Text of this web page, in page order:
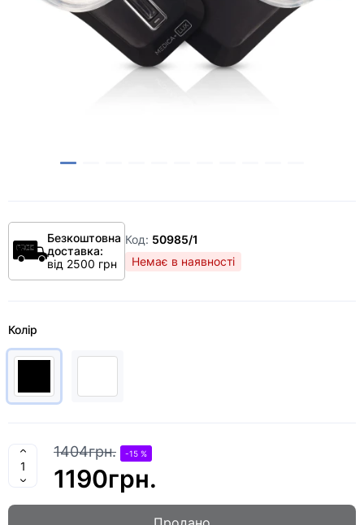
Безкоштовна
доставка:
від 2500 грн
Код: 50985/1
Немає в наявності
Колір
1404грн. -15 %
1190грн.